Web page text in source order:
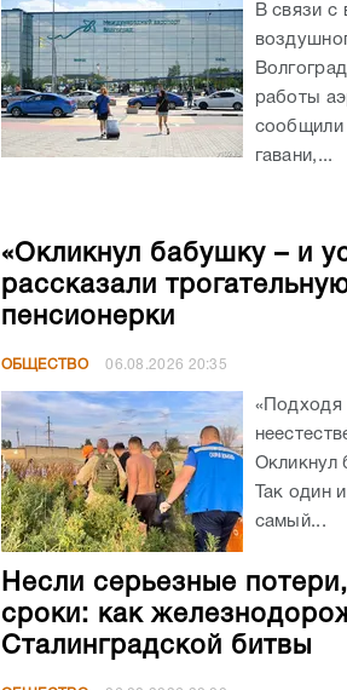
В связи с
работы
сообщили
гавани,...
«Окликнул бабушку – и
рассказали
пенсионерки
ОБЩЕСТВО 06.08.2026 20:35
«Подходя
Окликнул
Так один
самый...
Несли серьезные
сроки: как
Сталинградской битвы